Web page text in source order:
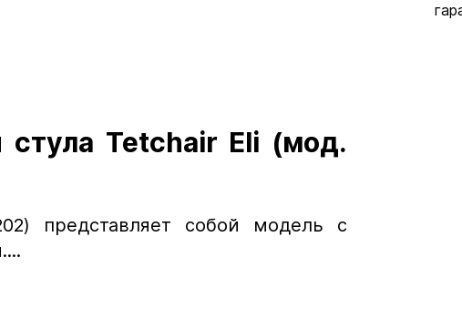
стула Tetchair Eli (мод.
представляет собой модель с